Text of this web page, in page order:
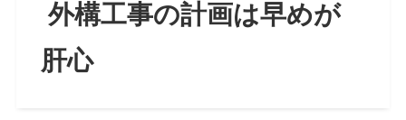
外構工事の計画は早めが
肝心